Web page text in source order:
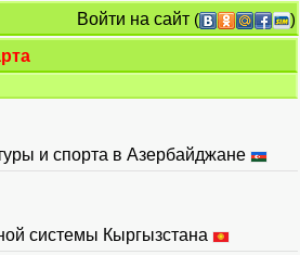
Войти на сайт (
)
и спорта в Азербайджане
системы Кыргызстана